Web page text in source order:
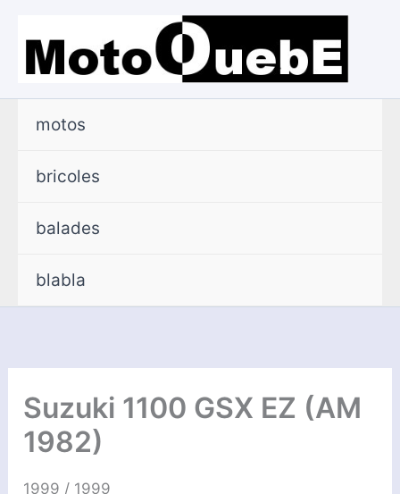
contenu
motos
bricoles
balades
blabla
Suzuki 1100 GSX EZ (AM
1982)
1999 / 1999